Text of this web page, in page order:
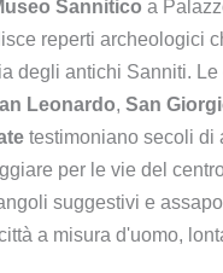
Sannitico a
reperti archeologici
degli antichi Sanniti. Le
Leonardo, San
testimoniano secoli di
per le vie del
suggestivi e
a misura d'uomo,